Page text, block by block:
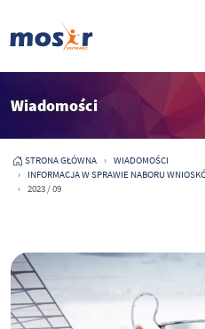
Wiadomości
STRONA GŁÓWNA
WIADOMOŚCI
INFORMACJA W SPRAWIE NABORU
2023 / 09